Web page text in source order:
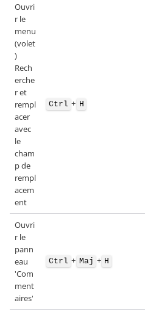
Ouvri
r le
menu
(volet
)
Rech
erche
r et
rempl
acer
avec
le
cham
p de
rempl
acem
ent
Ctrl + H
Ouvri
r le
pann
eau
'Com
ment
aires'
Ctrl + Maj + H